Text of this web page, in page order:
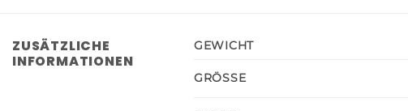
ZUSÄTZLICHE
INFORMATIONEN
GEWICHT
GRÖSSE